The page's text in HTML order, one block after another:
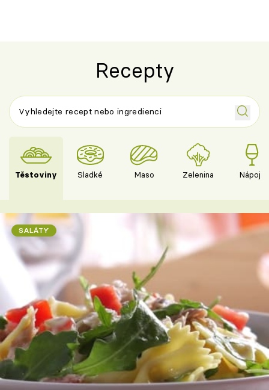
Recepty
Těstoviny Sladké Maso Zelenina Nápoje
SALÁTY